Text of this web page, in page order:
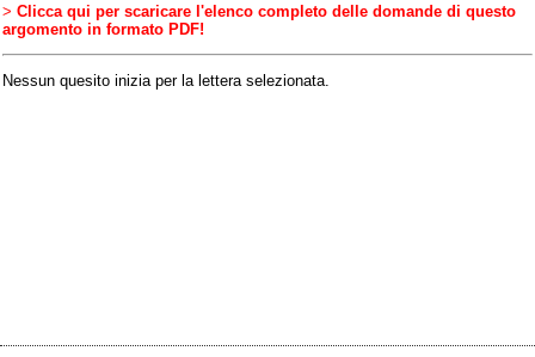
> Clicca qui per scaricare l'elenco completo delle domande di questo
argomento in formato PDF!
Nessun quesito inizia per la lettera selezionata.